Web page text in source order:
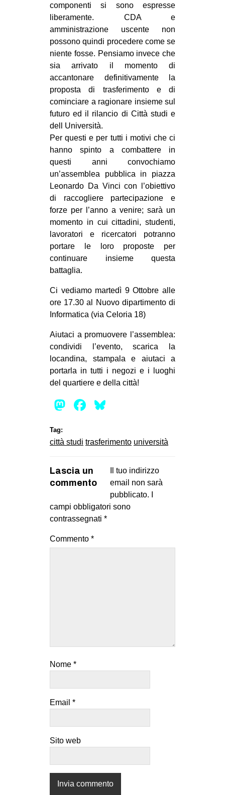
AFRICA
AMERICHE
ESTREMO ORIENTE
EUROPA
MEDIO ORIENTE
MONDO
EVENTI
Fb
tw
bsky
ms
componenti si sono espresse
liberamente. CDA e
amministrazione uscente non
possono quindi procedere come se
niente fosse. Pensiamo invece che
sia arrivato il momento di
accantonare definitivamente la
proposta di trasferimento e di
cominciare a ragionare insieme sul
futuro ed il rilancio di Città studi e
dell Università.
Per questi e per tutti i motivi che ci
hanno spinto a combattere in
questi anni convochiamo
un’assemblea pubblica in piazza
Leonardo Da Vinci con l’obiettivo
di raccogliere partecipazione e
forze per l’anno a venire; sarà un
momento in cui cittadini, studenti,
lavoratori e ricercatori potranno
portare le loro proposte per
continuare insieme questa
battaglia.
Ci vediamo martedì 9 Ottobre alle
ore 17.30 al Nuovo dipartimento di
Informatica (via Celoria 18)
Aiutaci a promuovere l’assemblea:
condividi l’evento, scarica la
locandina, stampala e aiutaci a
portarla in tutti i negozi e i luoghi
del quartiere e della città!
Mastodon
Facebook
Tag:
città studi trasferimento università
Lascia un
commento
Il tuo indirizzo
email non sarà
pubblicato.
campi obbligatori sono
contrassegnati *
Commento *
Nome *
Email *
Sito web